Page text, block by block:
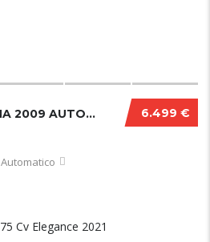
6.499 €
TOYOTA IQ 1.0 BENZINA 2009 AUTOMATICA
Automatico